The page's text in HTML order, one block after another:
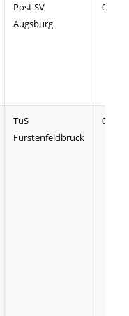
Post SV
Augsburg
03:07
TuS
Fürstenfeldbruck
07:03